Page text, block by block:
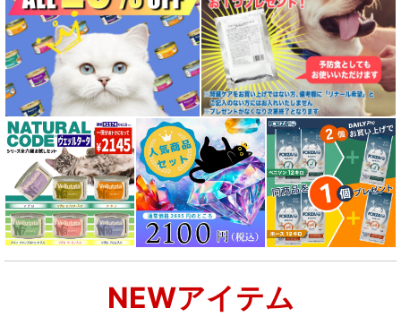
全年齢対応 フード for DOG
パピー用 フード for DOG
成犬用 フード for DOG
シニア犬用フード for DOG
食物アレルギー対応 ドッグフード
腎臓ケア対応ドッグフード
NEWアイテム